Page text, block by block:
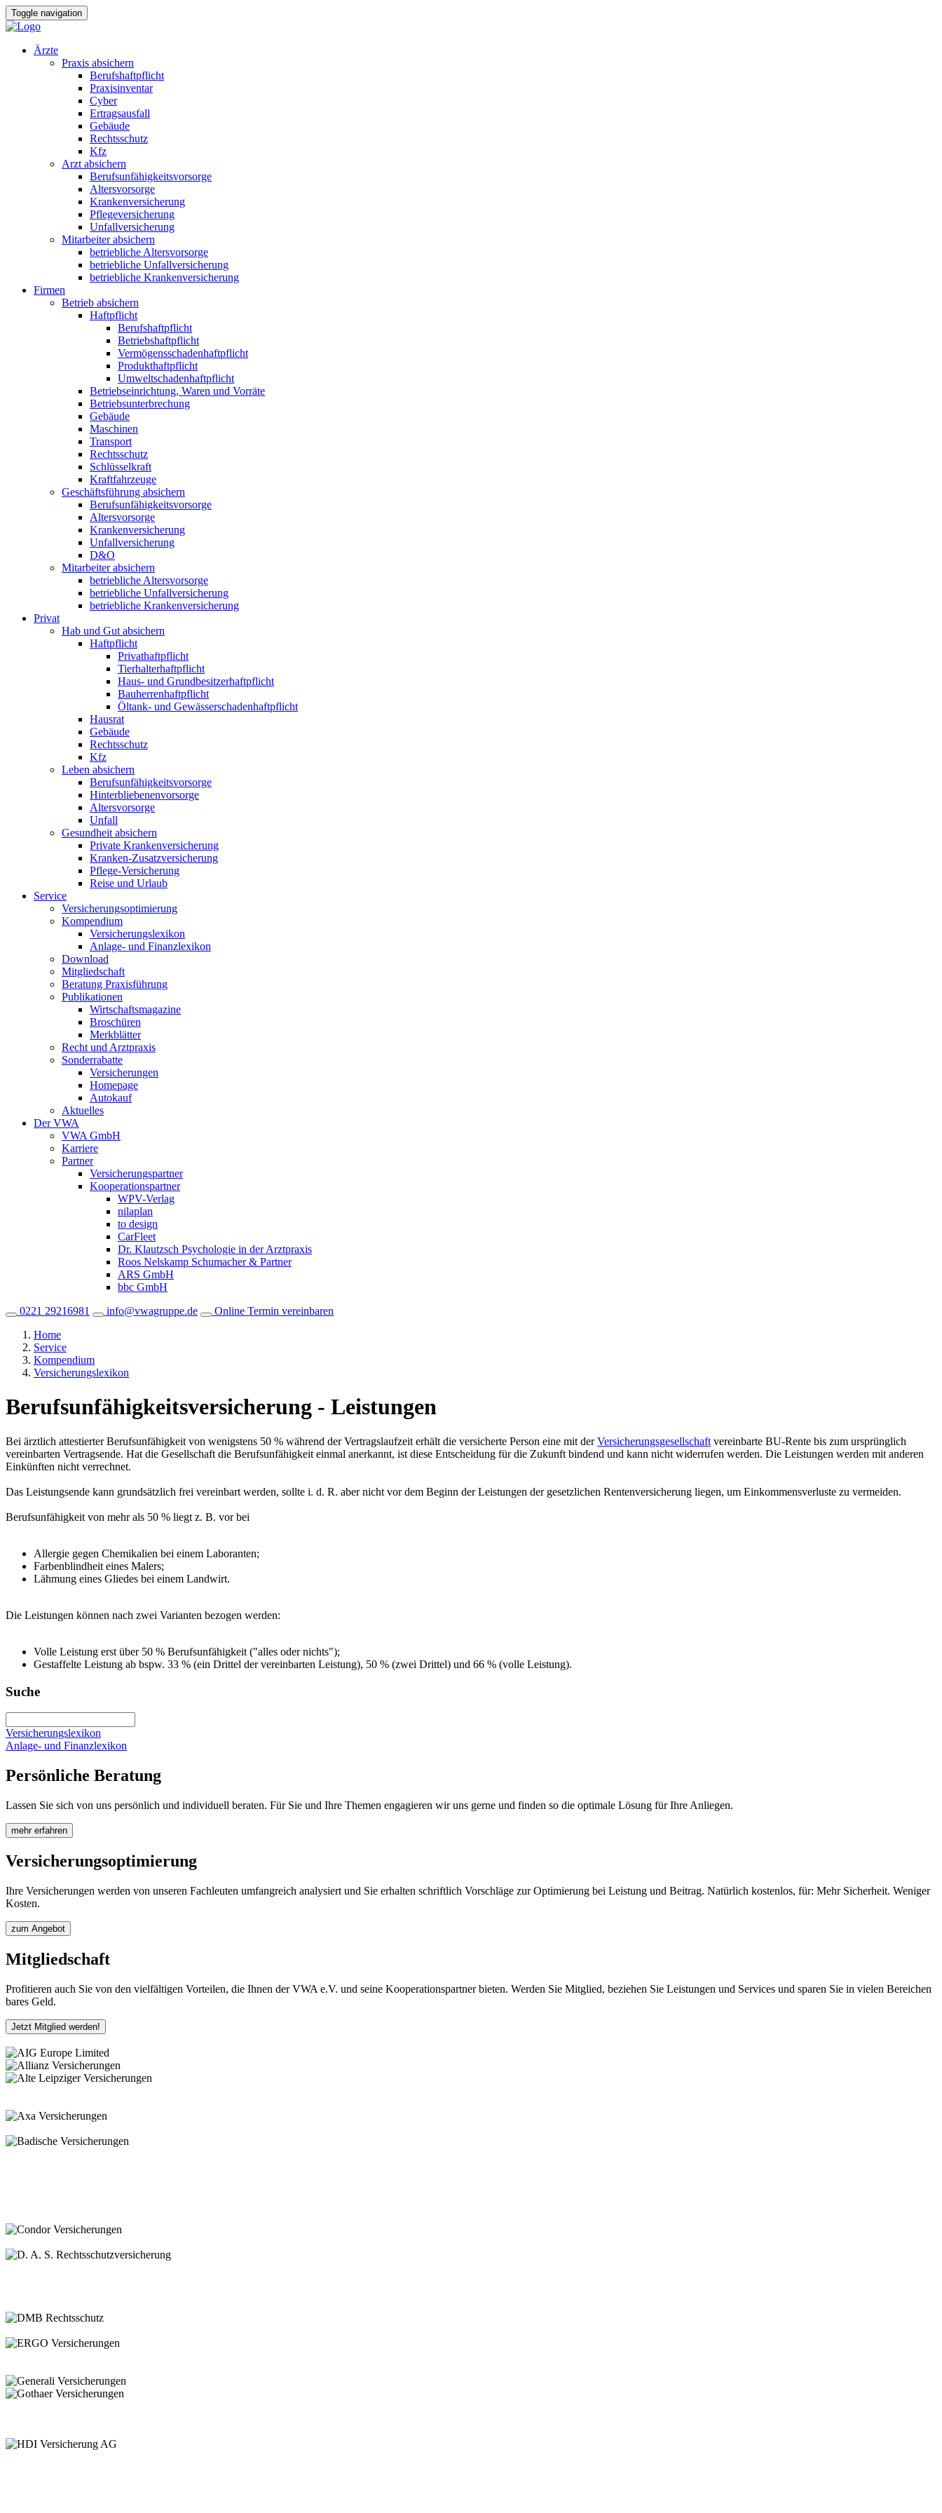
Toggle navigation
Ärzte
Praxis absichern
Berufshaftpflicht
Praxisinventar
Cyber
Ertragsausfall
Gebäude
Rechtsschutz
Kfz
Arzt absichern
Berufsunfähigkeitsvorsorge
Altersvorsorge
Krankenversicherung
Pflegeversicherung
Unfallversicherung
Mitarbeiter absichern
betriebliche Altersvorsorge
betriebliche Unfallversicherung
betriebliche Krankenversicherung
Firmen
Betrieb absichern
Haftpflicht
Berufshaftpflicht
Betriebshaftpflicht
Vermögensschadenhaftpflicht
Produkthaftpflicht
Umweltschadenhaftpflicht
Betriebseinrichtung, Waren und Vorräte
Betriebsunterbrechung
Gebäude
Maschinen
Transport
Rechtsschutz
Schlüsselkraft
Kraftfahrzeuge
Geschäftsführung absichern
Berufsunfähigkeitsvorsorge
Altersvorsorge
Krankenversicherung
Unfallversicherung
D&O
Mitarbeiter absichern
betriebliche Altersvorsorge
betriebliche Unfallversicherung
betriebliche Krankenversicherung
Privat
Hab und Gut absichern
Haftpflicht
Privathaftpflicht
Tierhalterhaftpflicht
Haus- und Grundbesitzerhaftpflicht
Bauherrenhaftpflicht
Öltank- und Gewässerschadenhaftpflicht
Hausrat
Gebäude
Rechtsschutz
Kfz
Leben absichern
Berufsunfähigkeitsvorsorge
Hinterbliebenenvorsorge
Altersvorsorge
Unfall
Gesundheit absichern
Private Krankenversicherung
Kranken-Zusatzversicherung
Pflege-Versicherung
Reise und Urlaub
Service
Versicherungsoptimierung
Kompendium
Versicherungslexikon
Anlage- und Finanzlexikon
Download
Mitgliedschaft
Beratung Praxisführung
Publikationen
Wirtschaftsmagazine
Broschüren
Merkblätter
Recht und Arztpraxis
Sonderrabatte
Versicherungen
Homepage
Autokauf
Aktuelles
Der VWA
VWA GmbH
Karriere
Partner
Versicherungspartner
Kooperationspartner
WPV-Verlag
nilaplan
to design
CarFleet
Dr. Klautzsch Psychologie in der Arztpraxis
Roos Nelskamp Schumacher & Partner
ARS GmbH
bbc GmbH
0221 29216981
info@vwagruppe.de
Online Termin vereinbaren
Home
Service
Kompendium
Versicherungslexikon
Berufsunfähigkeitsversicherung - Leistungen
Bei ärztlich attestierter Berufsunfähigkeit von wenigstens 50 % während der Vertragslaufzeit erhält die versicherte Person eine mit derVersicherungsgesellschaft vereinbarte BU-Rente bis zum ursprünglich
vereinbarten Vertragsende. Hat die Gesellschaft die Berufsunfähigkeit einmal anerkannt, ist diese Entscheidung für die Zukunft bindend und kann nicht widerrufen werden. Die Leistungen werden mit anderen
Einkünften nicht verrechnet.
Das Leistungsende kann grundsätzlich frei vereinbart werden, sollte i. d. R. aber nicht vor dem Beginn der Leistungen der gesetzlichen Rentenversicherung liegen, um Einkommensverluste zu vermeiden.
Berufsunfähigkeit von mehr als 50 % liegt z. B. vor bei
Allergie gegen Chemikalien bei einem Laboranten;
Farbenblindheit eines Malers;
Lähmung eines Gliedes bei einem Landwirt.
Die Leistungen können nach zwei Varianten bezogen werden:
Volle Leistung erst über 50 % Berufsunfähigkeit ("alles oder nichts");
Gestaffelte Leistung ab bspw. 33 % (ein Drittel der vereinbarten Leistung), 50 % (zwei Drittel) und 66 % (volle Leistung).
Suche
Versicherungslexikon
Anlage- und Finanzlexikon
Persönliche Beratung
Lassen Sie sich von uns persönlich und individuell beraten. Für Sie und Ihre Themen engagieren wir uns gerne und finden so die optimale Lösung für Ihre Anliegen.
mehr erfahren
Versicherungsoptimierung
Ihre Versicherungen werden von unseren Fachleuten umfangreich analysiert und Sie erhalten schriftlich Vorschläge zur Optimierung bei Leistung und Beitrag. Natürlich kostenlos, für: Mehr Sicherheit. Weniger
Kosten.
zum Angebot
Mitgliedschaft
Profitieren auch Sie von den vielfältigen Vorteilen, die Ihnen der VWA e.V. und seine Kooperationspartner bieten. Werden Sie Mitglied, beziehen Sie Leistungen und Services und sparen Sie in vielen Bereichen
bares Geld.
Jetzt Mitglied werden!